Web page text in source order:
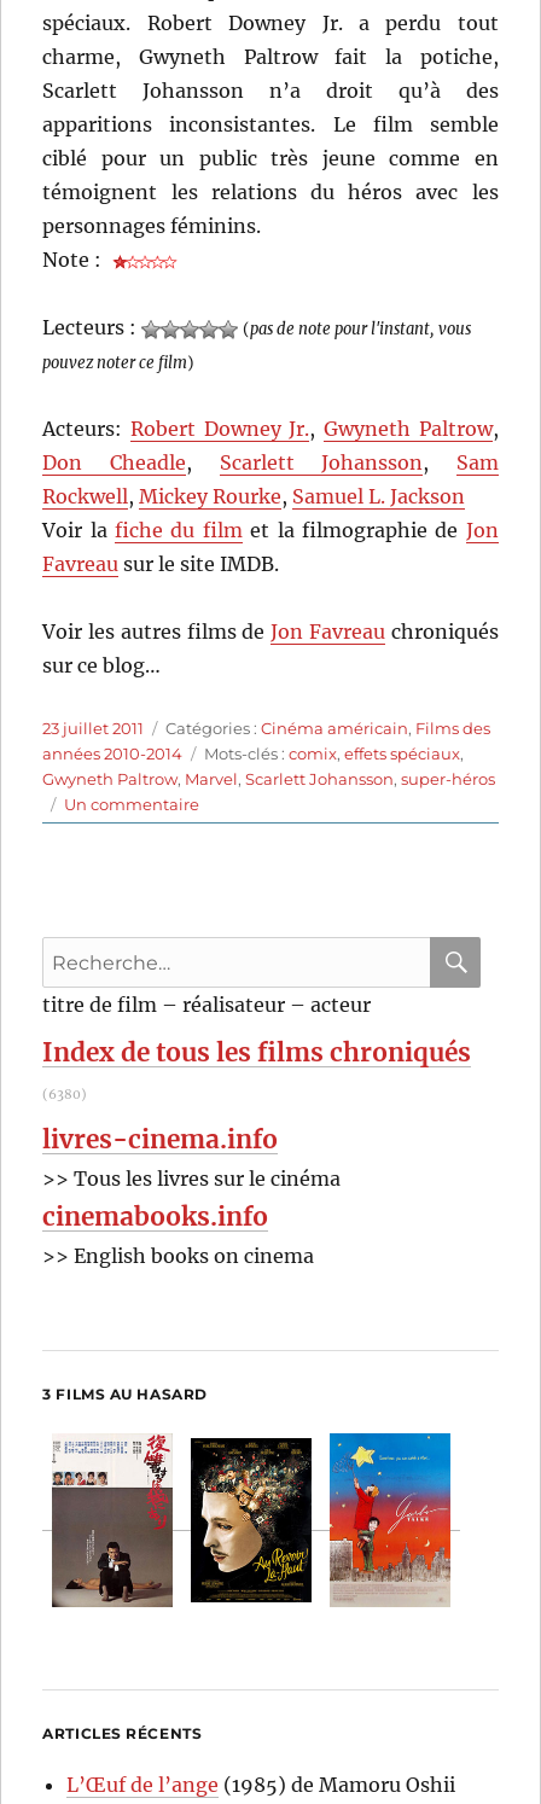
spéciaux. Robert Downey Jr. a perdu tout
charme, Gwyneth Paltrow fait la potiche,
Scarlett Johansson n’a droit qu’à des
apparitions inconsistantes. Le film semble
ciblé pour un public très jeune comme en
témoignent les relations du héros avec les
personnages féminins.
Note :
Lecteurs : (pas de note pour l'instant, vous
pouvez noter ce film)
Acteurs: Robert Downey Jr.,Gwyneth Paltrow,
Don Cheadle, Scarlett Johansson , Sam
Rockwell,Mickey Rourke, Samuel L. Jackson
Voir lafiche du film et la filmographie de Jon
Favreau sur le site IMDB.
Voir les autres films deJon Favreau chroniqués
sur ce blog…
Publié
le
23 juillet 2011 Catégories
Catégories :Cinéma américain, Films des
années 2010-2014
Étiquettes
Mots-clés :comix,effets spéciaux,
Gwyneth Paltrow, Marvel,Scarlett Johansson,super-héros
Un commentairesur
Iron
Recherche
pour
:
titre de film – réalisateur – acteur
Index de tous les films chroniqués
(6380)
livres-cinema.info
>> Tous les livres sur le cinéma
cinemabooks.info
>> English books on cinema
3 FILMS AU HASARD
ARTICLES RÉCENTS
L’Œuf de l’ange (1985) de Mamoru Oshii